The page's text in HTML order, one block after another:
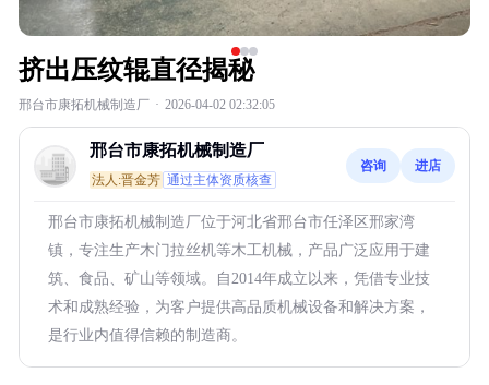
挤出压纹辊直径揭秘
邢台市康拓机械制造厂 · 2026-04-02 02:32:05
邢台市康拓机械制造厂
法人:晋金芳 通过主体资质核查
咨询 进店
邢台市康拓机械制造厂位于河北省邢台市任泽区邢家湾
镇，专注生产木门拉丝机等木工机械，产品广泛应用于建
筑、食品、矿山等领域。自2014年成立以来，凭借专业技
术和成熟经验，为客户提供高品质机械设备和解决方案，
是行业内值得信赖的制造商。